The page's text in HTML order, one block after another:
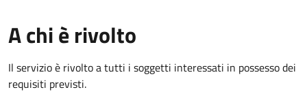
A chi è rivolto
Il servizio è rivolto a tutti i soggetti interessati in possesso dei
requisiti previsti.